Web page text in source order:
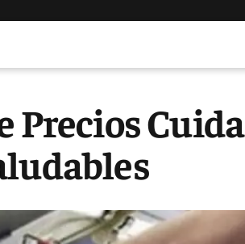
Precios